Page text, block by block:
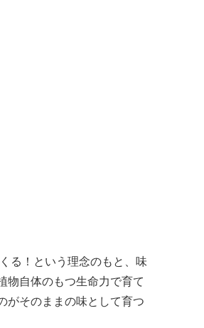
る！という理念のもと、味
物自体のもつ生命力で育て
がそのままの味として育つ